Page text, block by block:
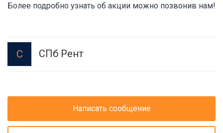
Более подробно узнать об акции можно позвонив нам!
С СПб Рент
Написать сообщение